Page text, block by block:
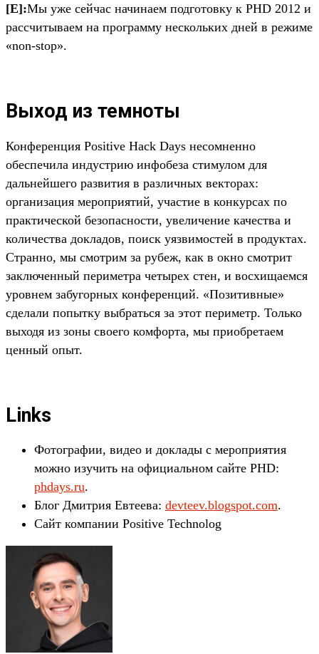
[Е]:Мы уже сейчас начинаем подготовку к PHD 2012 и
рассчитываем на программу нескольких дней в режиме
«non-stop».
Выход из темноты
Конференция Positive Hack Days несомненно
обеспечила индустрию инфобеза стимулом для
дальнейшего развития в различных векторах:
организация мероприятий, участие в конкурсах по
практической безопасности, увеличение качества и
количества докладов, поиск уязвимостей в продуктах.
Странно, мы смотрим за рубеж, как в окно смотрит
заключенный периметра четырех стен, и восхищаемся
уровнем забугорных конференций. «Позитивные»
сделали попытку выбраться за этот периметр. Только
выходя из зоны своего комфорта, мы приобретаем
ценный опыт.
Links
Фотографии, видео и доклады с мероприятия
можно изучить на официальном сайте PHD:
phdays.ru.
Блог Дмитрия Евтеева: devteev.blogspot.com.
Сайт компании Positive Technolog